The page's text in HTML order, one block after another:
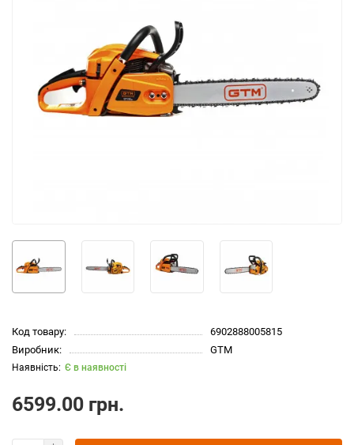
Код товару:
6902888005815
Виробник:
GTM
Є в наявності
6599.00 грн.